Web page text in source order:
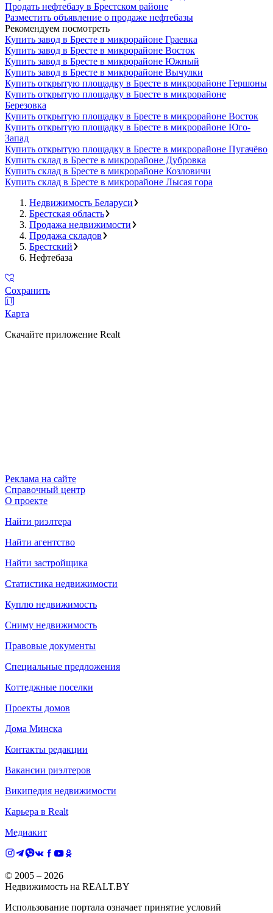
Продать нефтебазу в Брестском районе
Разместить объявление о продаже нефтебазы
Рекомендуем посмотреть
Купить завод в Бресте в микрорайоне Граевка
Купить завод в Бресте в микрорайоне Восток
Купить завод в Бресте в микрорайоне Южный
Купить завод в Бресте в микрорайоне Вычулки
Купить открытую площадку в Бресте в микрорайоне Гершоны
Купить открытую площадку в Бресте в микрорайоне
Березовка
Купить открытую площадку в Бресте в микрорайоне Восток
Купить открытую площадку в Бресте в микрорайоне Юго-
Запад
Купить открытую площадку в Бресте в микрорайоне Пугачёво
Купить склад в Бресте в микрорайоне Дубровка
Купить склад в Бресте в микрорайоне Козловичи
Купить склад в Бресте в микрорайоне Лысая гора
Недвижимость Беларуси
Брестская область
Продажа недвижимости
Продажа складов
Брестский
Нефтебаза
Сохранить
Карта
Скачайте приложение Realt
Реклама на сайте
Справочный центр
О проекте
Найти риэлтера
Найти агентство
Найти застройщика
Статистика недвижимости
Куплю недвижимость
Сниму недвижимость
Правовые документы
Специальные предложения
Коттеджные поселки
Проекты домов
Дома Минска
Контакты редакции
Вакансии риэлтеров
Википедия недвижимости
Карьера в Realt
Медиакит
© 2005 – 2026
Недвижимость на REALT.BY
Использование портала означает принятие условий